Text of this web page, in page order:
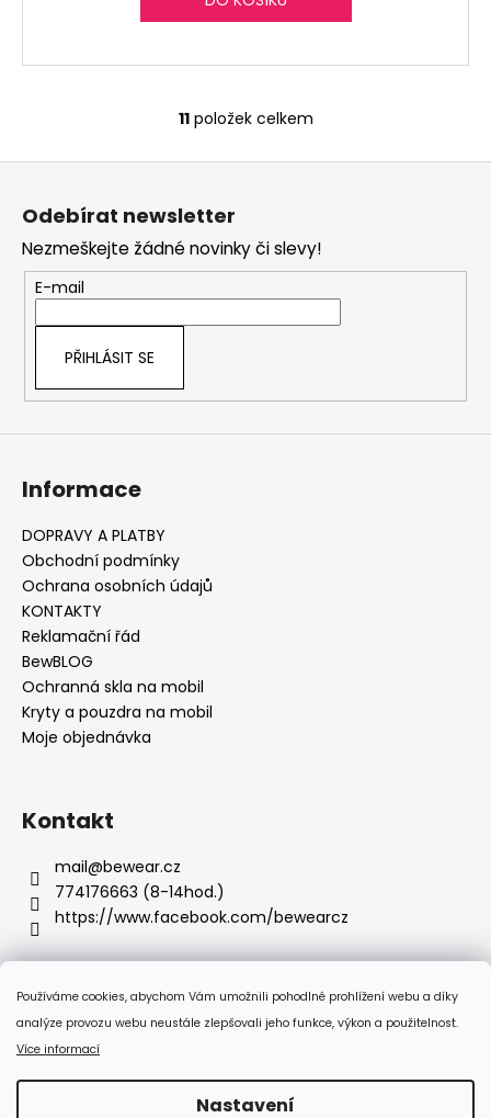
Používáme cookies, abychom Vám umožnili pohodlné prohlížení webu a díky
analýze provozu webu neustále zlepšovali jeho funkce, výkon a použitelnost.
Více informací
Nastavení
O
v
a
c
í
p
k
v
11položek celkem
Z
Odebírat newsletter
Nezmeškejte žádné novinky či slevy!
E-mail
PŘIHLÁSIT SE
Informace
DOPRAVY A PLATBY
Obchodní podmínky
Ochrana osobních údajů
KONTAKTY
Reklamační řád
BewBLOG
Ochranná skla na mobil
Kryty a pouzdra na mobil
Moje objednávka
Kontakt
mail@bewear.cz
774176663 (8-14hod.)
https://www.facebook.com/bewearcz
Přijímáme online platby